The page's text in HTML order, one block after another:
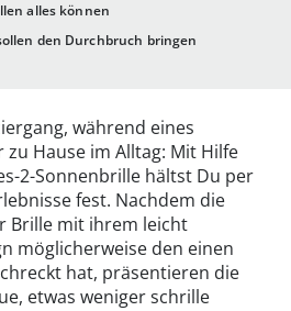
alles können
den Durchbruch bringen
während eines
Hause im Alltag: Mit Hilfe
2-Sonnenbrille hältst Du per
fest. Nachdem die
Brille mit ihrem leicht
möglicherweise den einen
hat, präsentieren die
etwas weniger schrille